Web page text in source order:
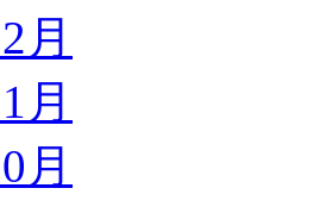
月
月
月